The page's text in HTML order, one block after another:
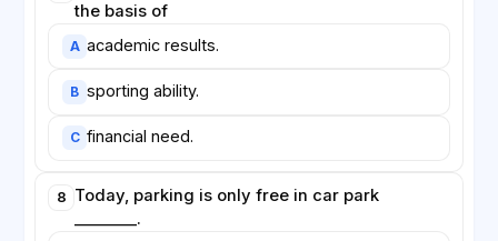
the basis of
A academic results.
B sporting ability.
C financial need.
8 Today, parking is only free in car park
________.